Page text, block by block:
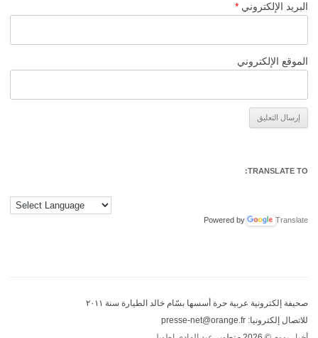
البريد الإلكتروني *
الموقع الإلكتروني
TRANSLATE TO:
Powered by Translate
صحيفة إلكترونية عربية حرة أسسها بسّام خالد الطيارة سنة ٢٠١١
للاتصال إلكترونيا: presse-net@orange.fr